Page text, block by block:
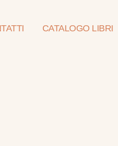
CATALOGO LIBRI